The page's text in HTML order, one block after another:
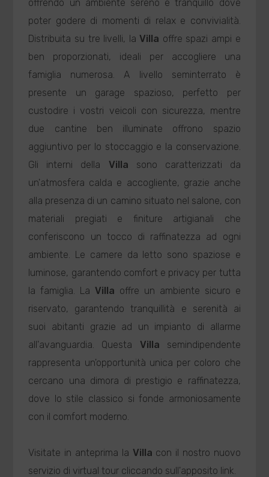
offrendo un ambiente sereno e tranquillo dove
poter godere di momenti di relax e convivialità.
Distribuita su tre livelli, la Villa offre spazi ampi e
ben proporzionati, ideali per accogliere una
famiglia numerosa. A livello seminterrato è
presente un garage spazioso, perfetto per
custodire i vostri veicoli con sicurezza, mentre
due cantine ben illuminate offrono spazio
aggiuntivo per lo stoccaggio e la conservazione.
Gli interni della Villa sono caratterizzati da
un'atmosfera calda e accogliente, grazie anche
alla presenza di un camino situato nel salone, con
materiali pregiati e finiture artigianali che
conferiscono un tocco di raffinatezza ad ogni
ambiente. Le camere da letto sono spaziose e
luminose, garantendo comfort e privacy per tutta
la famiglia. La Villa offre un ambiente sicuro e
riservato, garantendo tranquillità e serenità ai
suoi abitanti grazie ad un impianto di allarme
all'avanguardia. Questa Villa semindipendente
rappresenta un'opportunità unica per coloro che
cercano una dimora di prestigio e raffinatezza,
dove lo stile classico si fonde armoniosamente
con il comfort moderno.
Visitate in anteprima la Villa con il nostro nuovo
servizio di virtual tour cliccando sull'apposito link.